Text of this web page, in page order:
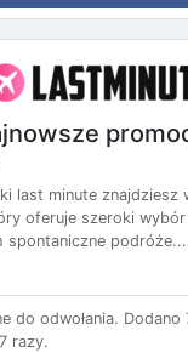
last minute znajdziesz
oferuje szeroki
spontaniczne
do odwołania. Dodano
razy.